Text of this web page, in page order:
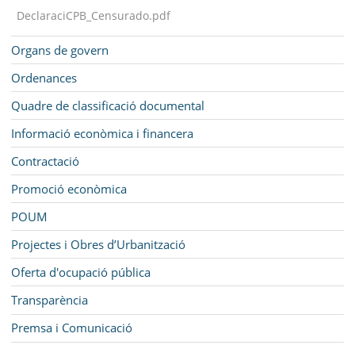
DeclaraciCPB_Censurado.pdf
Organs de govern
Ordenances
Quadre de classificació documental
Informació econòmica i financera
Contractació
Promoció econòmica
POUM
Projectes i Obres d’Urbanització
Oferta d'ocupació pública
Transparència
Premsa i Comunicació